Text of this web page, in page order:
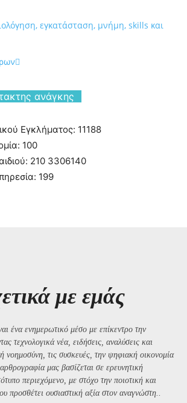
εγκατάσταση, μνήμη, skills και
ανάγκης
Εγκλήματος: 11188
100
210 3306140
199
με εμάς
ένα ενημερωτικό μέσο με επίκεντρο την
τεχνολογικά νέα, ειδήσεις, αναλύσεις και
νοημοσύνη, τις συσκευές, την ψηφιακή οικονομία
μας βασίζεται σε ερευνητική
περιεχόμενο, με στόχο την ποιοτική και
προσθέτει ουσιαστική αξία στον αναγνώστη..